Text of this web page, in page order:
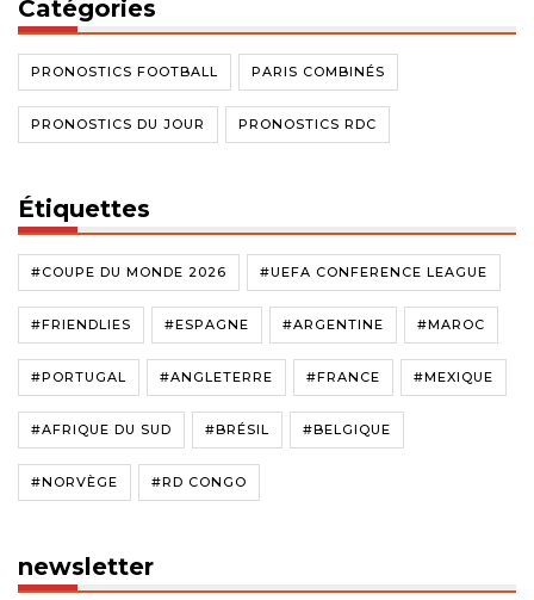
Catégories
PRONOSTICS FOOTBALL PARIS COMBINÉS
PRONOSTICS DU JOUR PRONOSTICS RDC
Étiquettes
#COUPE DU MONDE 2026 #UEFA CONFERENCE LEAGUE
#FRIENDLIES #ESPAGNE #ARGENTINE #MAROC
#PORTUGAL #ANGLETERRE #FRANCE #MEXIQUE
#AFRIQUE DU SUD #BRÉSIL #BELGIQUE
#NORVÈGE #RD CONGO
newsletter